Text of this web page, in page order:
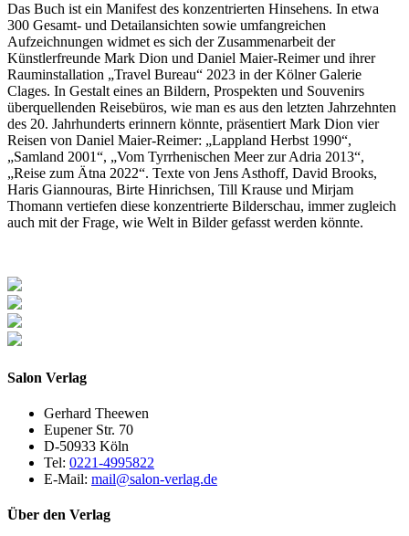
Das Buch ist ein Manifest des konzentrierten Hinsehens. In etwa
300 Gesamt- und Detailansichten sowie umfangreichen
Aufzeichnungen widmet es sich der Zusammenarbeit der
Künstlerfreunde Mark Dion und Daniel Maier-Reimer und ihrer
Rauminstallation „Travel Bureau“ 2023 in der Kölner Galerie
Clages. In Gestalt eines an Bildern, Prospekten und Souvenirs
überquellenden Reisebüros, wie man es aus den letzten Jahrzehnten
des 20. Jahrhunderts erinnern könnte, präsentiert Mark Dion vier
Reisen von Daniel Maier-Reimer: „Lappland Herbst 1990“,
„Samland 2001“, „Vom Tyrrhenischen Meer zur Adria 2013“,
„Reise zum Ätna 2022“. Texte von Jens Asthoff, David Brooks,
Haris Giannouras, Birte Hinrichsen, Till Krause und Mirjam
Thomann vertiefen diese konzentrierte Bilderschau, immer zugleich
auch mit der Frage, wie Welt in Bilder gefasst werden könnte.
Salon Verlag
Gerhard Theewen
Eupener Str. 70
D-50933 Köln
Tel: 0221-4995822
E-Mail: mail@salon-verlag.de
Über den Verlag